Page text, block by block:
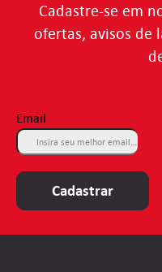
Cadastre-se em
ofertas, avisos de
Email
Cadastrar